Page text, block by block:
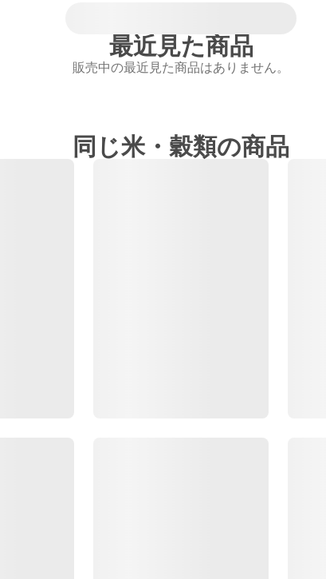
最近見た商品
販売中の最近見た商品はありません。
同じ米・穀類の商品